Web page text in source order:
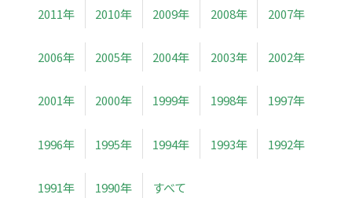
2011年 2010年 2009年 2008年 2007年
2006年 2005年 2004年 2003年 2002年
2001年 2000年 1999年 1998年 1997年
1996年 1995年 1994年 1993年 1992年
1991年 1990年 すべて